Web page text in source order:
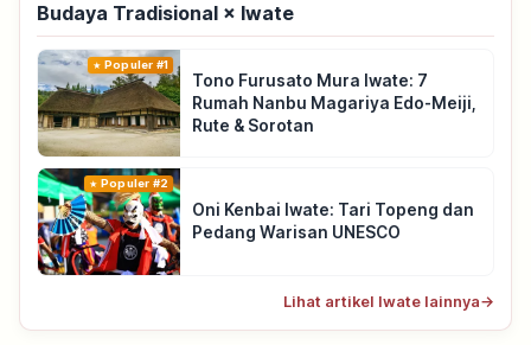
Budaya Tradisional × Iwate
Populer #1
Tono Furusato Mura Iwate: 7
Rumah Nanbu Magariya Edo-Meiji,
Rute & Sorotan
Populer #2
Oni Kenbai Iwate: Tari Topeng dan
Pedang Warisan UNESCO
Lihat artikel Iwate lainnya→